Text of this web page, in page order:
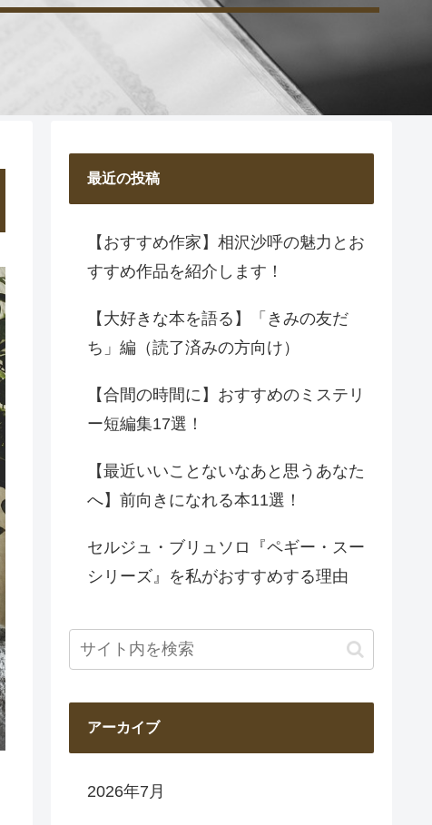
最近の投稿
【おすすめ作家】相沢沙呼の魅力とお
すすめ作品を紹介します！
【大好きな本を語る】「きみの友だ
ち」編（読了済みの方向け）
【合間の時間に】おすすめのミステリ
ー短編集17選！
【最近いいことないなあと思うあなた
へ】前向きになれる本11選！
セルジュ・ブリュソロ『ペギー・スー
シリーズ』を私がおすすめする理由
アーカイブ
2026年7月